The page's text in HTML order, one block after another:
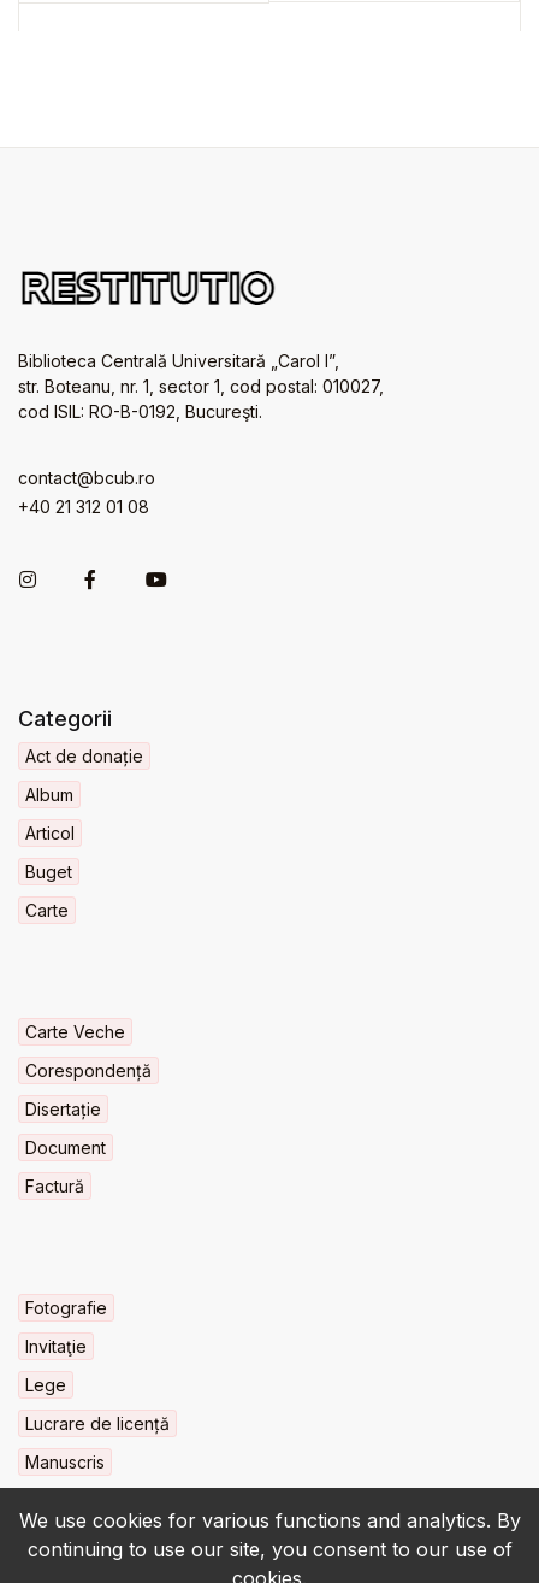
We use cookies for various functions and analytics. By
continuing to use our site, you consent to our use of
cookies.
Biblioteca Centrală Universitară „Carol I”,
str. Boteanu, nr. 1, sector 1, cod postal: 010027,
cod ISIL: RO-B-0192, Bucureşti.
contact@bcub.ro
+40 21 312 01 08
Categorii
Act de donație
Album
Articol
Buget
Carte
Carte Veche
Corespondență
Disertație
Document
Factură
Fotografie
Invitaţie
Lege
Lucrare de licență
Manuscris